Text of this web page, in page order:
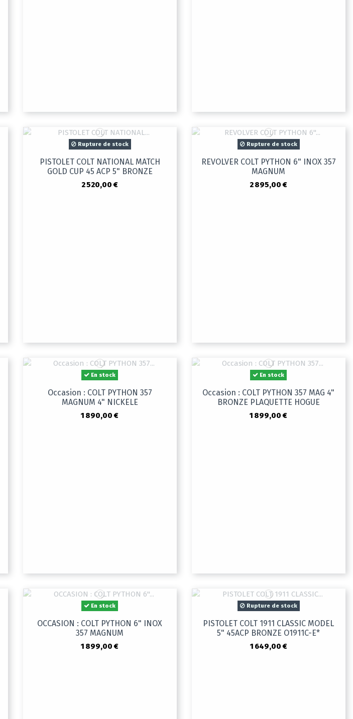
Rupture de stock
PISTOLET COLT NATIONAL MATCH
GOLD CUP 45 ACP 5" BRONZE
2 520,00 €
Rupture de stock
REVOLVER COLT PYTHON 6" INOX 357
MAGNUM
2 895,00 €
En stock
Occasion : COLT PYTHON 357
MAGNUM 4" NICKELE
1 890,00 €
En stock
Occasion : COLT PYTHON 357 MAG 4"
BRONZE PLAQUETTE HOGUE
1 899,00 €
En stock
OCCASION : COLT PYTHON 6" INOX
357 MAGNUM
1 899,00 €
Rupture de stock
PISTOLET COLT 1911 CLASSIC MODEL
5" 45ACP BRONZE O1911C-E*
1 649,00 €